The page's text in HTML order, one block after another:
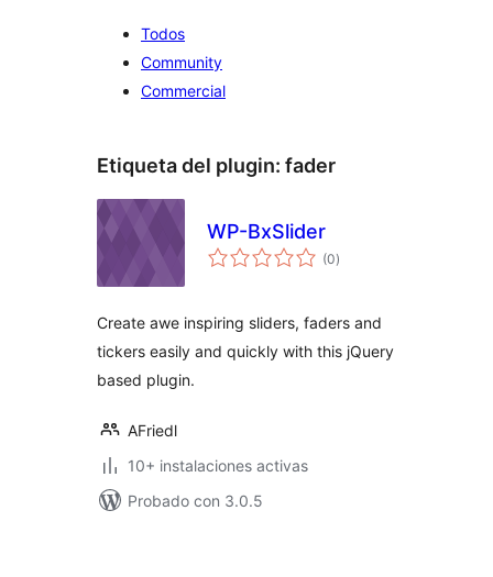
Todos
Community
Commercial
Etiqueta del plugin: fader
WP-BxSlider
(0total
de
)
Create awe inspiring sliders, faders and
tickers easily and quickly with this jQuery
based plugin.
AFriedl
10+ instalaciones activas
Probado con 3.0.5